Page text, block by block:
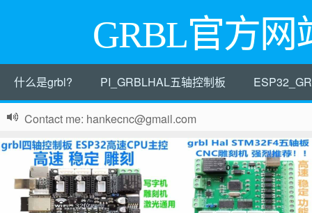
GRBL官方网
什么是grbl? PI_GRBLHAL五轴控制板
Contact me: hankecnc@gmail.com